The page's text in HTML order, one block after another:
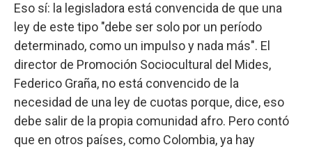
Eso sí: la legisladora está convencida de que una
ley de este tipo "debe ser solo por un período
determinado, como un impulso y nada más". El
director de Promoción Sociocultural del Mides,
Federico Graña, no está convencido de la
necesidad de una ley de cuotas porque, dice, eso
debe salir de la propia comunidad afro. Pero contó
que en otros países, como Colombia, ya hay